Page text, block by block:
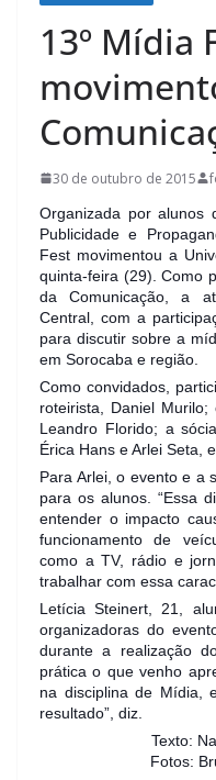
13º Mídia
30 de outubro de 2015
Organizada por alunos
Publicidade e
Fest movimentou a
quinta-feira (29). Como
da Comunicação, a
Central, com a
para discutir sobre a
em Sorocaba e região.
Como convidados,
roteirista, Daniel Murilo;
Leandro Florido; a
Érica Hans e Arlei Seta,
Para Arlei, o evento e a
para os alunos. “Essa
entender o impacto
funcionamento de
como a TV, rádio e
trabalhar com essa
Letícia Steinert, 21,
organizadoras do
durante a realização
prática o que venho
na disciplina de Mídia,
resultado”, diz.
Texto:
Fotos: